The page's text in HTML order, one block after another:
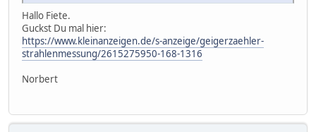
Hallo Fiete.
Guckst Du mal hier:
https://www.kleinanzeigen.de/s-anzeige/geigerzaehler-
strahlenmessung/2615275950-168-1316
Norbert